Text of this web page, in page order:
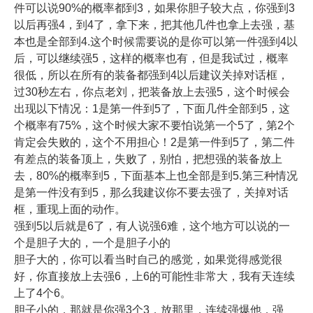
件可以说90%的概率都到3，如果你胆子较大点，你强到3
以后再强4，到4了，拿下来，把其他几件也拿上去强，基
本也是全部到4.这个时候需要说的是你可以第一件强到4以
后，可以继续强5，这样的概率也有，但是我试过，概率
很低，所以在所有的装备都强到4以后建议关掉对话框，
过30秒左右，你点老刘，把装备放上去强5，这个时候会
出现以下情况：1是第一件到5了，下面几件全部到5，这
个概率有75%，这个时候大家不要怕说第一个5了，第2个
肯定会失败的，这个不用担心！2是第一件到5了，第二件
有差点的装备顶上，失败了，别怕，把想强的装备放上
去，80%的概率到5，下面基本上也全部是到5.第三种情况
是第一件没有到5，那么我建议你不要去强了，关掉对话
框，重现上面的动作。
强到5以后就是6了，有人说强6难，这个地方可以说的一
个是胆子大的，一个是胆子小的
胆子大的，你可以看当时自己的感觉，如果觉得感觉很
好，你直接放上去强6，上6的可能性非常大，我有天连续
上了4个6。
胆子小的，那就是你强3个3，放那里，连续强爆他，强